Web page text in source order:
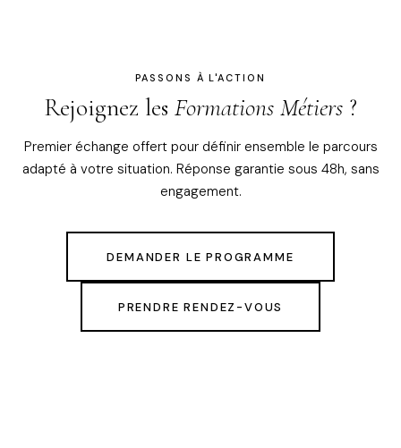
PASSONS À L'ACTION
Rejoignez les Formations Métiers ?
Premier échange offert pour définir ensemble le parcours
adapté à votre situation. Réponse garantie sous 48h, sans
engagement.
DEMANDER LE PROGRAMME
PRENDRE RENDEZ-VOUS